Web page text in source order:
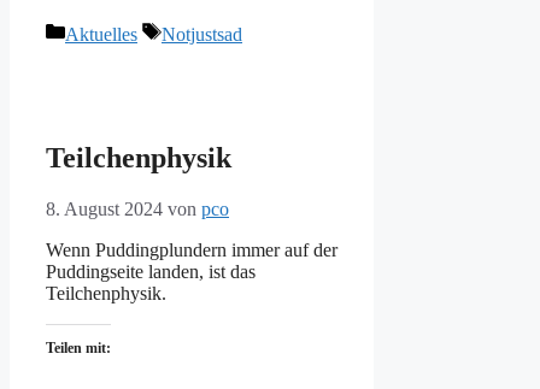
Kategorien
Aktuelles Schlagwörter
Notjustsad
Teilchenphysik
8. August 2024 von pco
Wenn Puddingplundern immer auf der
Puddingseite landen, ist das
Teilchenphysik.
Teilen mit: